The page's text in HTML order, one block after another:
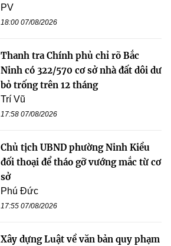
PV
18:00 07/08/2026
Thanh tra Chính phủ chỉ rõ Bắc
Ninh có 322/570 cơ sở nhà đất dôi dư
bỏ trống trên 12 tháng
Trí Vũ
17:58 07/08/2026
Chủ tịch UBND phường Ninh Kiều
đối thoại để tháo gỡ vướng mắc từ cơ
sở
Phú Đức
17:55 07/08/2026
Xây dựng Luật về văn bản quy phạm